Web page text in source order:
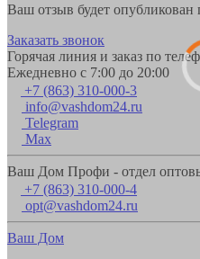
Ваш отзыв будет опубликован
Заказать звонок
Горячая линия и заказ по
Ежедневно с 7:00 до 20:00
+7 (863) 310-000-3
info@vashdom24.ru
Telegram
Max
Ваш Дом Профи - отдел
+7 (863) 310-000-4
opt@vashdom24.ru
Ваш Дом